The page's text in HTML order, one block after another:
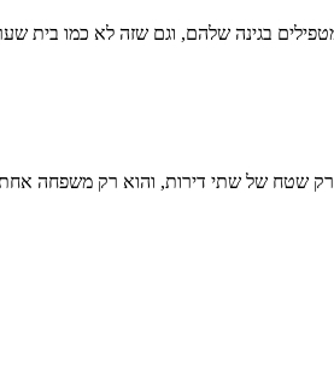
בגינה שלהם, וגם שזה לא כמו בית
רק שטח של שתי דירות, והוא רק משפחה